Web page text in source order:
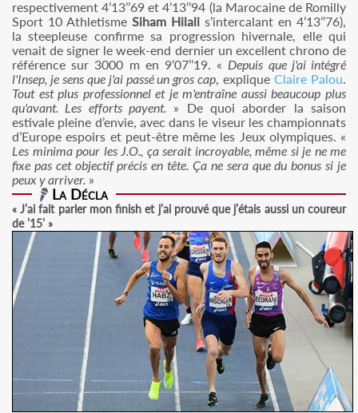
respectivement 4’13’’69 et 4’13’’94 (la Marocaine de Romilly
Sport 10 Athletisme Siham Hilali s’intercalant en 4’13’’76),
la steepleuse confirme sa progression hivernale, elle qui
venait de signer le week-end dernier un excellent chrono de
référence sur 3000 m en 9’07’’19. « Depuis que j'ai intégré
l'Insep, je sens que j'ai passé un gros cap, expliqueClaire Palou.
Tout est plus professionnel et je m'entraîne aussi beaucoup plus
qu'avant. Les efforts payent. » De quoi aborder la saison
estivale pleine d’envie, avec dans le viseur les championnats
d’Europe espoirs et peut-être même les Jeux olympiques. «
Les minima pour les J.O., ça serait incroyable, même si je ne me
fixe pas cet objectif précis en tête. Ça ne sera que du bonus si je
peux y arriver. »
La Décla
« J’ai fait parler mon finish et j’ai prouvé que j’étais aussi un coureur
de ’15’ »